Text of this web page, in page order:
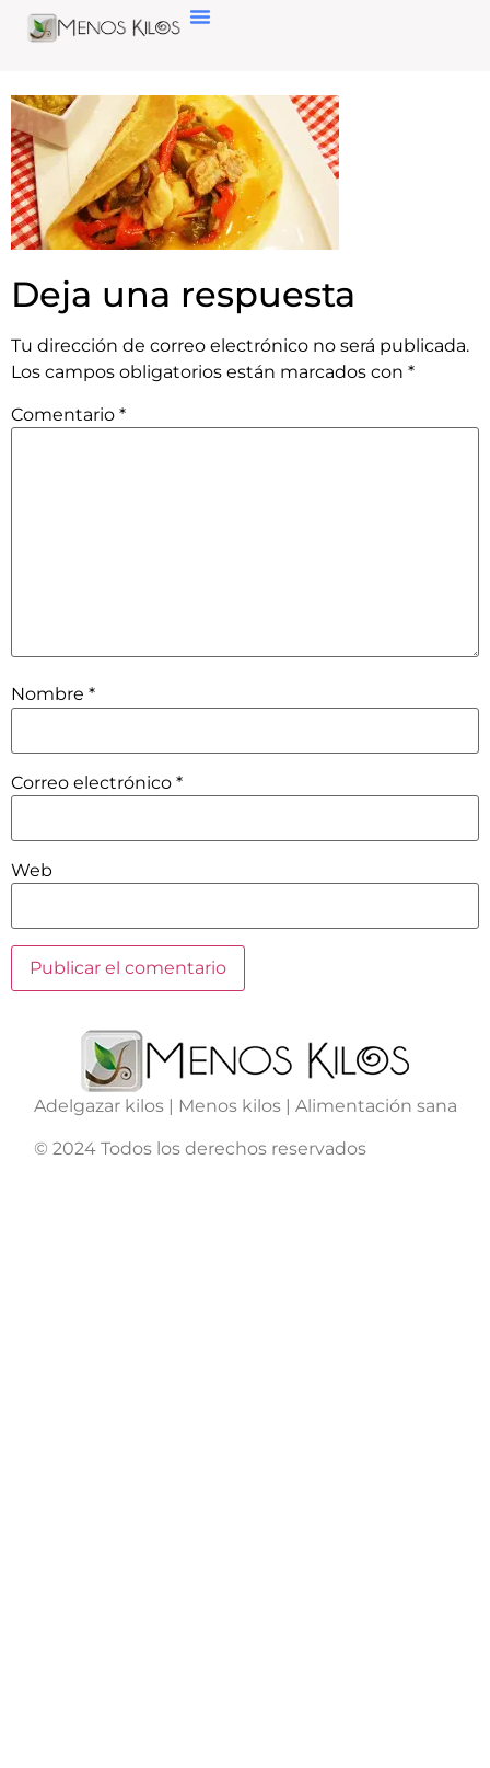
Deja una respuesta
Tu dirección de correo electrónico no será publicada.
Los campos obligatorios están marcados con *
Comentario *
Nombre *
Correo electrónico *
Web
Adelgazar kilos | Menos kilos | Alimentación sana
© 2024 Todos los derechos reservados